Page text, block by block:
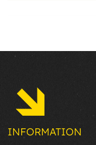
INFORMATION